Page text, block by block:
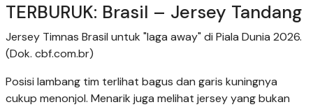
TERBURUK: Brasil – Jersey Tandang
Jersey Timnas Brasil untuk "laga away" di Piala Dunia 2026.
(Dok. cbf.com.br)
Posisi lambang tim terlihat bagus dan garis kuningnya
cukup menonjol. Menarik juga melihat jersey yang bukan